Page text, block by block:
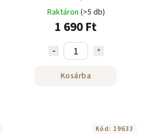
Raktáron (>5 db)
1 690 Ft
Kosárba
Kód: 19633